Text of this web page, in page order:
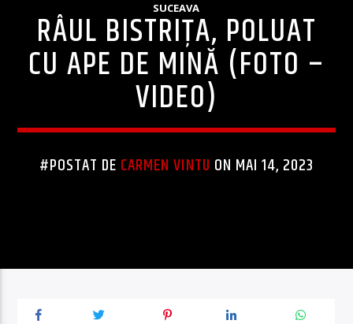
SUCEAVA
RÂUL BISTRIȚA, POLUAT
CU APE DE MINĂ (FOTO –
VIDEO)
#POSTAT DE CARMEN VINTU ON MAI 14, 2023